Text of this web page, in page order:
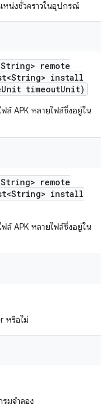
หน่งชั่วคราวในอุปกรณ์
remote
install
Unit timeoutUnit)
ล์ APK หลายไฟล์ซึ่งอยู่ใน
remote
install
ล์ APK หลายไฟล์ซึ่งอยู่ใน
หรือไม่
มจำลอง